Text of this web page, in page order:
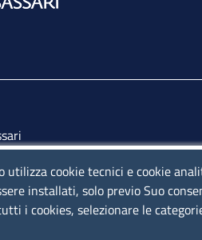
mercoledì pomeriggio:
utilizza cookie tecnici e cookie
installati, solo previo Suo
i cookies, selezionare le